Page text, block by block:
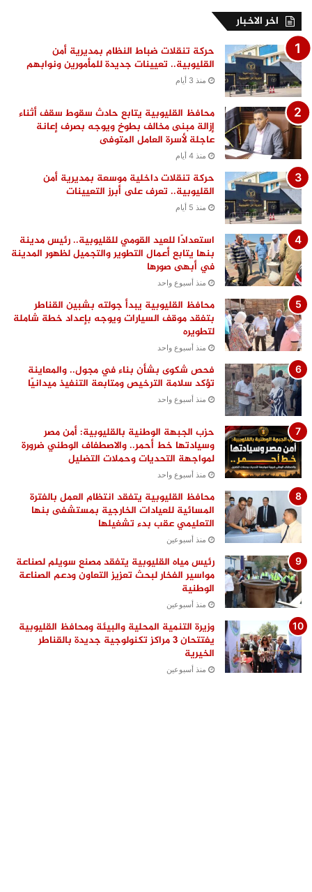
اخر الاخبار
حركة تنقلات ضباط النظام بمديرية أمن
القليوبية.. تعيينات جديدة للمأمورين ونوابهم
منذ 3 أيام
محافظ القليوبية يتابع حادث سقوط سقف أثناء
إزالة مبنى مخالف بطوخ ويوجه بصرف إعانة
عاجلة لأسرة العامل المتوفى
منذ 4 أيام
حركة تنقلات داخلية موسعة بمديرية أمن
القليوبية.. تعرف على أبرز التعيينات
منذ 5 أيام
استعدادًا للعيد القومي للقليوبية.. رئيس مدينة
بنها يتابع أعمال التطوير والتجميل لظهور المدينة
في أبهى صورها
منذ أسبوع واحد
محافظ القليوبية يبدأ جولته بشبين القناطر
بتفقد موقف السيارات ويوجه بإعداد خطة شاملة
لتطويره
منذ أسبوع واحد
فحص شكوى بشأن بناء في مجول.. والمعاينة
تؤكد سلامة الترخيص ومتابعة التنفيذ ميدانيًا
منذ أسبوع واحد
حزب الجبهة الوطنية بالقليوبية: أمن مصر
وسيادتها خط أحمر.. والاصطفاف الوطني ضرورة
لمواجهة التحديات وحملات التضليل
منذ أسبوع واحد
محافظ القليوبية يتفقد انتظام العمل بالفترة
المسائية للعيادات الخارجية بمستشفى بنها
التعليمي عقب بدء تشغيلها
منذ أسبوعين
رئيس مياه القليوبية يتفقد مصنع سويلم لصناعة
مواسير الفخار لبحث تعزيز التعاون ودعم الصناعة
الوطنية
منذ أسبوعين
وزيرة التنمية المحلية والبيئة ومحافظ القليوبية
يفتتحان 3 مراكز تكنولوجية جديدة بالقناطر
الخيرية
منذ أسبوعين